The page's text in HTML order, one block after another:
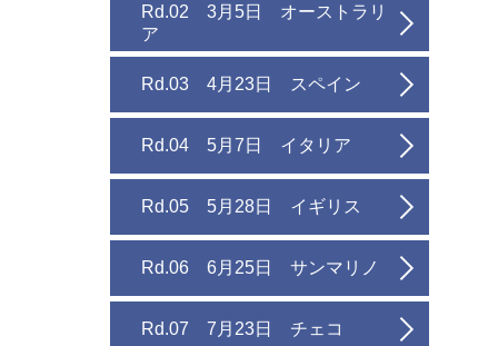
Rd.02 3月5日 オーストラリ
ア
Rd.03 4月23日 スペイン
Rd.04 5月7日 イタリア
Rd.05 5月28日 イギリス
Rd.06 6月25日 サンマリノ
Rd.07 7月23日 チェコ